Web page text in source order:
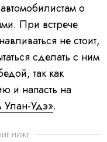
о
При встрече
не стоит,
сделать с ним
так как
и напасть на
Улан-Удэ».
НИЖЕ